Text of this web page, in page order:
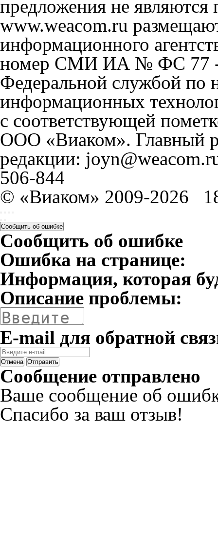
предложения не
www.weacom.ru
информационного
номер СМИ ИА № ФС 77 -
Федеральной службой по
информационных
с соответствующей
ООО «Виаком». Главный
редакции:
506-844
© «Виаком» 2009-2026
Сообщить об ошибке
Сообщить об ошибке
Ошибка на странице:
Информация, которая
Описание проблемы:
E-mail для обратной
Отмена Отправить
Сообщение отправлено
Ваше сообщение об
Спасибо за ваш отзыв!